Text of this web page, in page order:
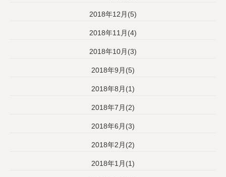
2018年12月(5)
2018年11月(4)
2018年10月(3)
2018年9月(5)
2018年8月(1)
2018年7月(2)
2018年6月(3)
2018年2月(2)
2018年1月(1)